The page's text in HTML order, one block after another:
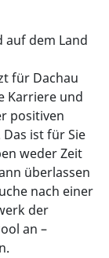
auf dem Land
für Dachau
Karriere und
positiven
ist für Sie
weder Zeit
überlassen
nach einer
der
an –